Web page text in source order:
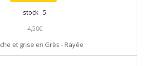
stock 5
4,50€
et grise en Grès - Rayée